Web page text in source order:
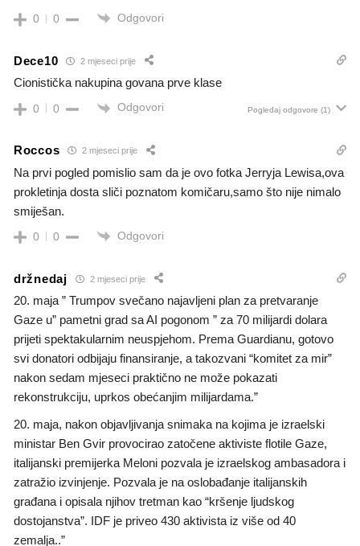
0 0 Odgovori
Dece10 2 mjeseci prije
Cionistička nakupina govana prve klase
0 0 Odgovori Pogledaj odgovore (1)
Roccos 2 mjeseci prije
Na prvi pogled pomislio sam da je ovo fotka Jerryja Lewisa,ova
prokletinja dosta sliči poznatom komičaru,samo što nije nimalo
smiješan.
0 0 Odgovori
držnedaj 2 mjeseci prije
20. maja ” Trumpov svečano najavljeni plan za pretvaranje
Gaze u” pametni grad sa AI pogonom ” za 70 milijardi dolara
prijeti spektakularnim neuspjehom. Prema Guardianu, gotovo
svi donatori odbijaju finansiranje, a takozvani “komitet za mir”
nakon sedam mjeseci praktično ne može pokazati
rekonstrukciju, uprkos obećanjim milijardama.”
20. maja, nakon objavljivanja snimaka na kojima je izraelski
ministar Ben Gvir provocirao zatočene aktiviste flotile Gaze,
italijanski premijerka Meloni pozvala je izraelskog ambasadora i
zatražio izvinjenje. Pozvala je na oslobađanje italijanskih
građana i opisala njihov tretman kao “kršenje ljudskog
dostojanstva”. IDF je priveo 430 aktivista iz više od 40
zemalja..”